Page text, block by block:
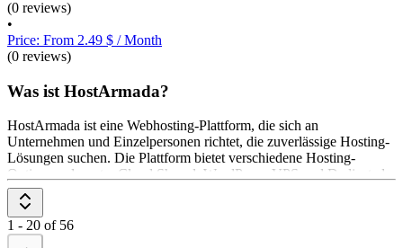
(0 reviews)
•
Price: From 2.49 $ / Month
(0 reviews)
Was ist HostArmada?
HostArmada ist eine Webhosting-Plattform, die sich an
Unternehmen und Einzelpersonen richtet, die zuverlässige Hosting-
Lösungen suchen. Die Plattform bietet verschiedene Hosting-
Optionen, darunter Cloud Shared, WordPress, VPS und Dedicated
CPU Hosting. Die wesentlichen Funktionen umfassen hohe
Ladegeschwindigkeit, Sicherheit durch mehrschichtige Firewalls
und eine 99,9% Uptime-Garantie. Technischer Support steht rund
um die Uhr zur Verfügung. Die Preisgestaltung beginnt bei $ 2,49
1 - 20 of 56